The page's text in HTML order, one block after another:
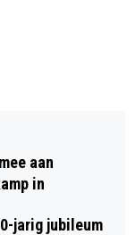
aan
in
jarig jubileum